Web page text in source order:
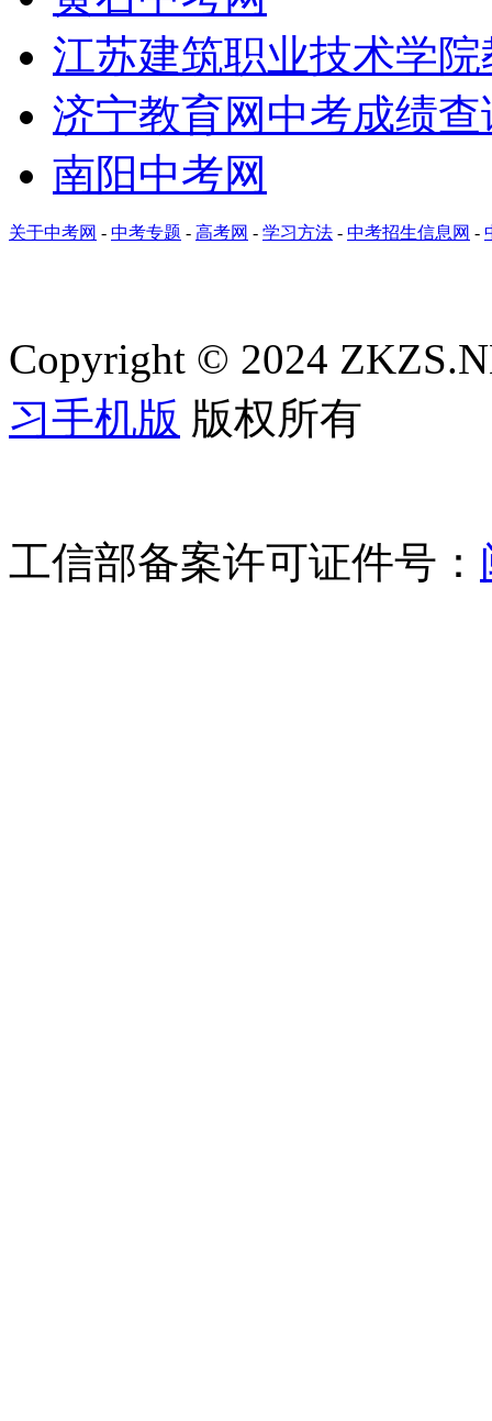
江苏建筑职业技术学
济宁教育网中考成绩查
南阳中考网
关于中考网 - 中考专题 - 高考网 - 学习方法 - 中考招生信息网 -
Copyright © 2024
习手机版 版权所有
工信部备案许可证件号：